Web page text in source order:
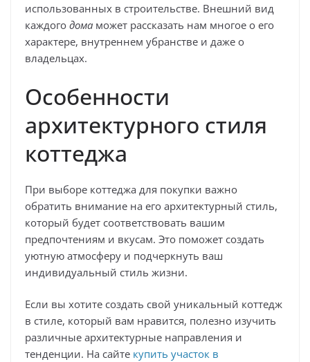
использованных в строительстве. Внешний вид
каждого дома может рассказать нам многое о его
характере, внутреннем убранстве и даже о
владельцах.
Особенности
архитектурного стиля
коттеджа
При выборе коттеджа для покупки важно
обратить внимание на его архитектурный стиль,
который будет соответствовать вашим
предпочтениям и вкусам. Это поможет создать
уютную атмосферу и подчеркнуть ваш
индивидуальный стиль жизни.
Если вы хотите создать свой уникальный коттедж
в стиле, который вам нравится, полезно изучить
различные архитектурные направления и
тенденции. На сайте купить участок в